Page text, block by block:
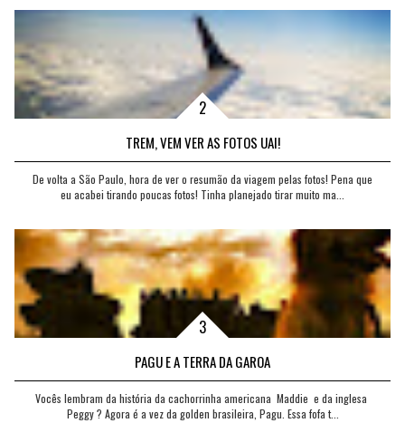
TREM, VEM VER AS FOTOS UAI!
De volta a São Paulo, hora de ver o resumão da viagem pelas fotos! Pena que
eu acabei tirando poucas fotos! Tinha planejado tirar muito ma...
PAGU E A TERRA DA GAROA
Vocês lembram da história da cachorrinha americana Maddie e da inglesa
Peggy ? Agora é a vez da golden brasileira, Pagu. Essa fofa t...